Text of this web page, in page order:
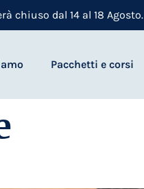
chiuso dal 14 al 18 Agosto.
Pacchetti e corsi